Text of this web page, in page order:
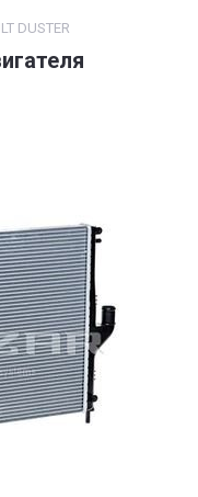
DUSTER